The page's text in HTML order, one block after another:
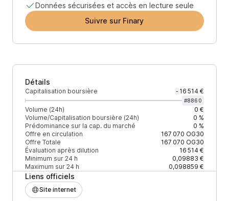
Données sécurisées et accès en lecture seule
Suivre sur Finary
Détails
Capitalisation boursière - 16 514 €
#8860
Volume (24h)
0 €
Volume/Capitalisation boursière (24h)
0 %
Prédominance sur la cap. du marché
0 %
Offre en circulation
167 070 OG30
Offre Totale
167 070 OG30
Évaluation après dilution
16 514 €
Minimum sur 24 h
0,09883 €
Maximum sur 24 h
0,098859 €
Liens officiels
Site internet